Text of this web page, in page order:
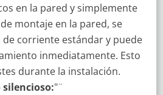
en la pared y simplemente
montaje en la pared, se
corriente estándar y puede
inmediatamente. Esto
durante la instalación.
"¨